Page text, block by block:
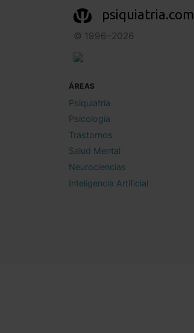
psiquiatria.com
© 1996–2026
ÁREAS
Psiquiatría
Psicología
Trastornos
Salud Mental
Neurociencias
Inteligencia Artificial